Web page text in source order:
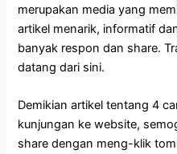
merupakan media yang
artikel menarik, informatif
banyak respon dan share.
datang dari sini.
Demikian artikel tentang 4
kunjungan ke website,
share dengan meng-klik